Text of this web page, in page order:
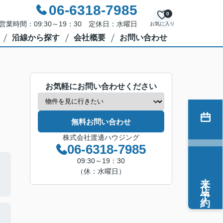
06-6318-7985
業時間：09:30～19：30 定休日：水曜日 お気に入り
0
沿線から探す 会社概要 お問い合わせ
お気軽にお問い合わせください
無料お問い合わせ
株式会社渡邊ハウジング
06-6318-7985
09:30～19：30
（休：水曜日）
来店予約